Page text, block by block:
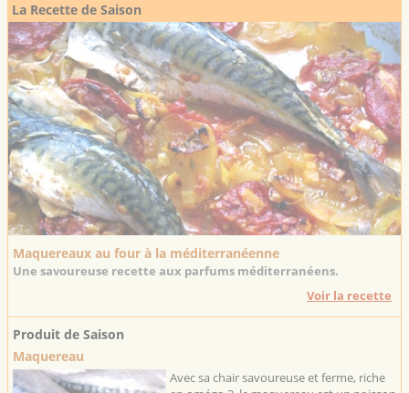
La Recette de Saison
Maquereaux au four à la méditerranéenne
Une savoureuse recette aux parfums méditerranéens.
Voir la recette
Produit de Saison
Maquereau
Avec sa chair savoureuse et ferme, riche